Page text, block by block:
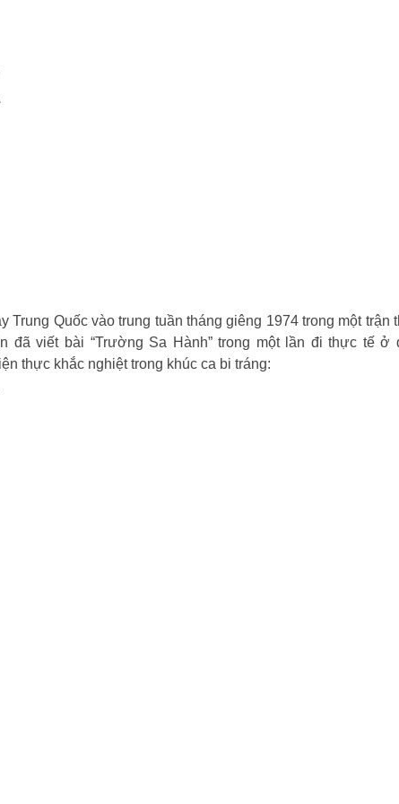
Trung Quốc vào trung tuần tháng giêng 1974 trong một trận
đã viết bài “Trường Sa Hành” trong một lần đi thực tế ở
thực khắc nghiệt trong khúc ca bi tráng: